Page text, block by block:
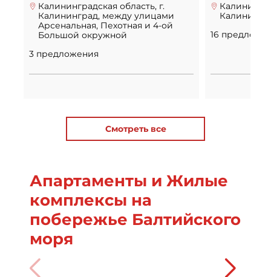
Калининградская область, г.
Калининград, между улицами
Арсенальная, Пехотная и 4-ой
Большой окружной
3 предложения
16
Смотреть все
Апартаменты и Жилые
комплексы на
побережье Балтийского
моря